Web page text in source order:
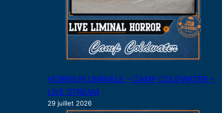
HORREUR LIMINALE – CAMP COLDWATER –
LIVE STREAM
29 juillet 2026